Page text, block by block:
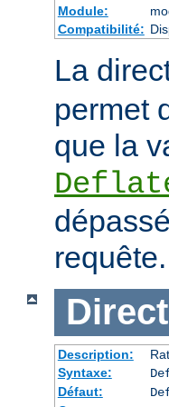
Module:
Compatibilité:
La
permet
que la
requête.
Description:
Syntaxe:
Défaut: